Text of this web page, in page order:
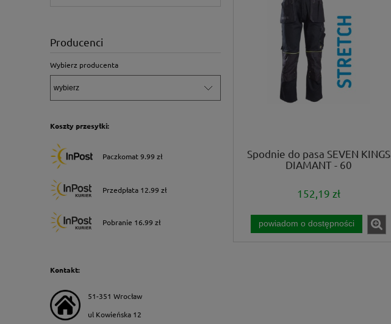
Producenci
Wybierz producenta
Koszty przesyłki:
Paczkomat 9.99 zł
Przedpłata 12.99 zł
Pobranie 16.99 zł
Kontakt:
51-351 Wrocław
ul Kowieńska 12
Spodnie do pasa SEVEN KINGS
DIAMANT - 60
152,19 zł
powiadom o dostępności